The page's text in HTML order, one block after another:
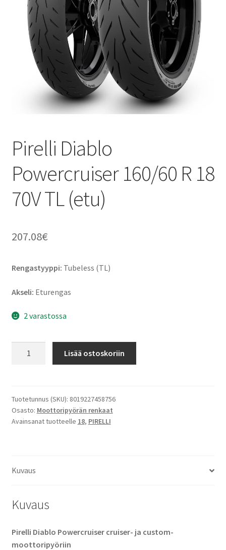
Pirelli Diablo
Powercruiser 160/60 R 18
70V TL (etu)
207.08€
Rengastyyppi: Tubeless (TL)
Akseli: Eturengas
2 varastossa
R
18
70V
Lisää ostoskoriin
Tuotetunnus (SKU): 8019227458756
Osasto: Moottoripyörän renkaat
Avainsanat tuotteelle 18, PIRELLI
Kuvaus
Kuvaus
Pirelli Diablo Powercruiser cruiser- ja custom-
moottoripyöriin